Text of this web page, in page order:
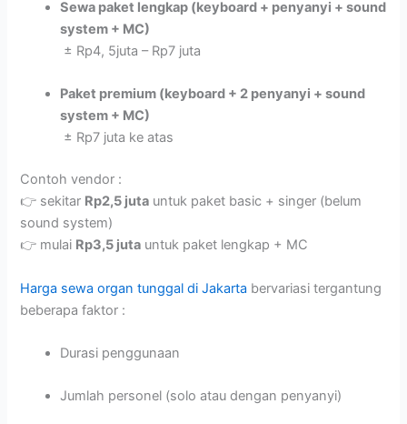
Sewa paket lengkap (keyboard + penyanyi + sound
system + MC)
± Rp4, 5juta – Rp7 juta
Paket premium (keyboard + 2 penyanyi + sound
system + MC)
± Rp7 juta ke atas
Contoh vendor :
👉 sekitar Rp2,5 juta untuk paket basic + singer (belum
sound system)
👉 mulai Rp3,5 juta untuk paket lengkap + MC
Harga sewa organ tunggal di Jakarta bervariasi tergantung
beberapa faktor :
Durasi penggunaan
Jumlah personel (solo atau dengan penyanyi)